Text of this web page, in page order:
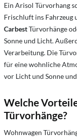
Ein Arisol Türvorhang
Frischluft ins Fahrzeug
CarbestTürvorhänge
Sonne und Licht.
Verarbeitung. Die
für eine wohnliche
vor Licht und Sonne
Welche
Türvorhänge?
Wohnwagen